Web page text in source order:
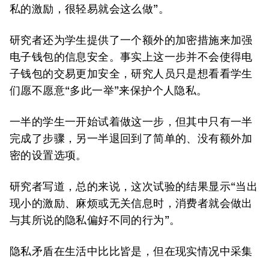
私的激励，很轻易就会这么做”。
研究者还为学生提供了一个额外的加密措施来加强
电子钱包的信息安全。事实上这一步并不会使得电
子钱包的交易更加安全，研究人员只是想看看学生
们愿不愿意“多此一举”来保护个人隐私。
一半的学生一开始试着做这一步，但其中只有一半
完成了步骤，另一半退回到了简单的、没有额外加
密的设置选项。
研究者写道，总的来说，这次试验的结果显示“当出
现小的激励、麻烦或无关信息时，消费者就会做出
与其所说的隐私偏好不同的行为”。
隐私矛盾在生活中比比皆是，但在现实情况中采集